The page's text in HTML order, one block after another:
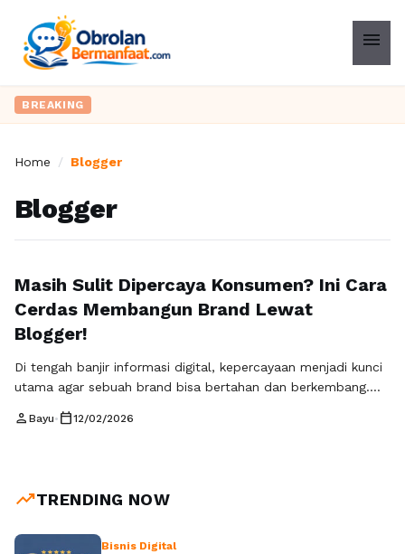
menu
BREAKING
Home / Blogger
Blogger
Masih Sulit Dipercaya Konsumen? Ini Cara
Cerdas Membangun Brand Lewat
Blogger!
Di tengah banjir informasi digital, kepercayaan menjadi kunci
utama agar sebuah brand bisa bertahan dan berkembang.
rekomendasi dari pihak ketiga yang mereka anggap netral
setiap ulasan, cerita, atau …
person Bayu• calendar_today12/02/2026
trending_upTRENDING NOW
Bisnis Digital